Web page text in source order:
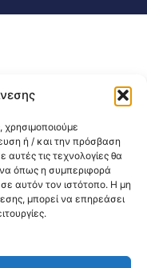
χρησιμοποιούμε
ή / και την πρόσβαση
τις τεχνολογίες θα
όπως η συμπεριφορά
αυτόν τον ιστότοπο. Η μη
μπορεί να επηρεάσει